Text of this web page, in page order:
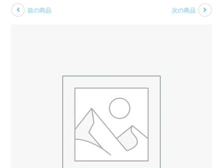
前の商品 次の商品